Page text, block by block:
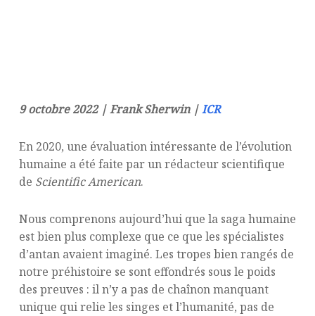
9 octobre 2022 | Frank Sherwin |ICR
En 2020, une évaluation intéressante de l’évolution
humaine a été faite par un rédacteur scientifique
de Scientific American.
Nous comprenons aujourd’hui que la saga humaine
est bien plus complexe que ce que les spécialistes
d’antan avaient imaginé. Les tropes bien rangés de
notre préhistoire se sont effondrés sous le poids
des preuves : il n’y a pas de chaînon manquant
unique qui relie les singes et l’humanité, pas de